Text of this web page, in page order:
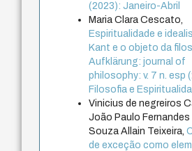
(2023): Janeiro-Abril
Maria Clara Cescato,
Espiritualidade e
Kant e o objeto da
Aufklärung: journal of
philosophy: v. 7 n. esp
Filosofia e
Vinicius de negreiros
João Paulo Fernandes
Souza Allain Teixeira,
de exceção como